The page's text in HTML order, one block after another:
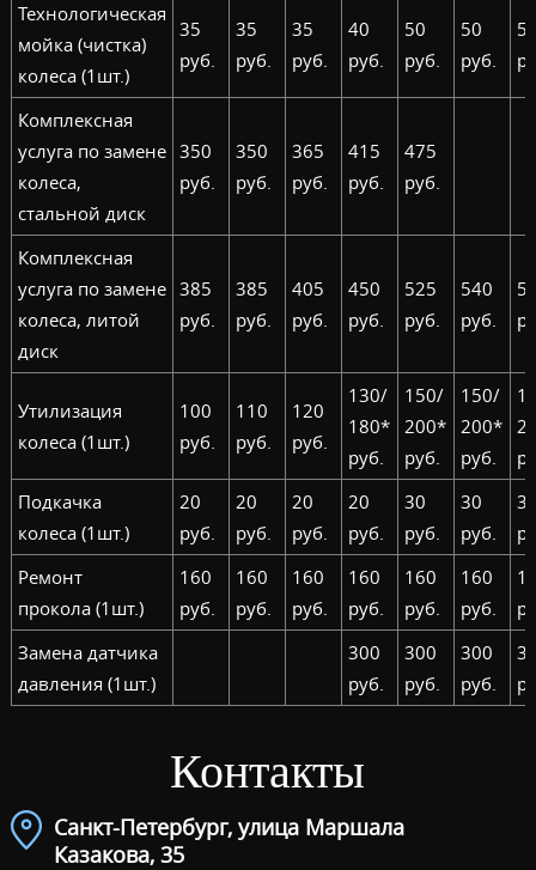
Технологическая
мойка (чистка)
колеса (1шт.)
35
руб.
35
руб.
35
руб.
40
руб.
50
руб.
50
руб.
Комплексная
услуга по замене
колеса,
стальной диск
350
руб.
350
руб.
365
руб.
415
руб.
475
руб.
Комплексная
услуга по замене
колеса, литой
диск
385
руб.
385
руб.
405
руб.
450
руб.
525
руб.
540
руб.
Утилизация
колеса (1шт.)
100
руб.
110
руб.
120
руб.
130/
180*
руб.
150/
200*
руб.
150/
200*
руб.
Подкачка
колеса (1шт.)
20
руб.
20
руб.
20
руб.
20
руб.
30
руб.
30
руб.
Ремонт
прокола (1шт.)
160
руб.
160
руб.
160
руб.
160
руб.
160
руб.
160
руб.
Замена датчика
давления (1шт.)
300
руб.
300
руб.
300
руб.
Контакты
Санкт-Петербург, улица Маршала
Казакова, 35